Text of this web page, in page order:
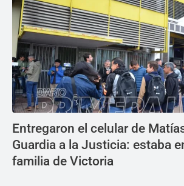
Entregaron el celular de
Guardia a la Justicia: estaba
familia de Victoria